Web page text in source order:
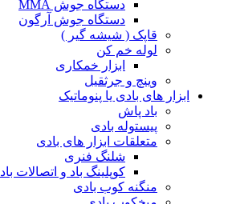
دستگاه جوش MMA
دستگاه جوش آرگون
قاپک ( شیشه گیر )
لوله خم کن
ابزار خمکاری
وینچ و جرثقیل
ابزار های بادی یا پنوماتیک
باد پاش
پیستوله بادی
متعلقات ابزار های بادی
شلنگ فنری
کوپلینگ باد و اتصالات باد
منگنه کوب بادی